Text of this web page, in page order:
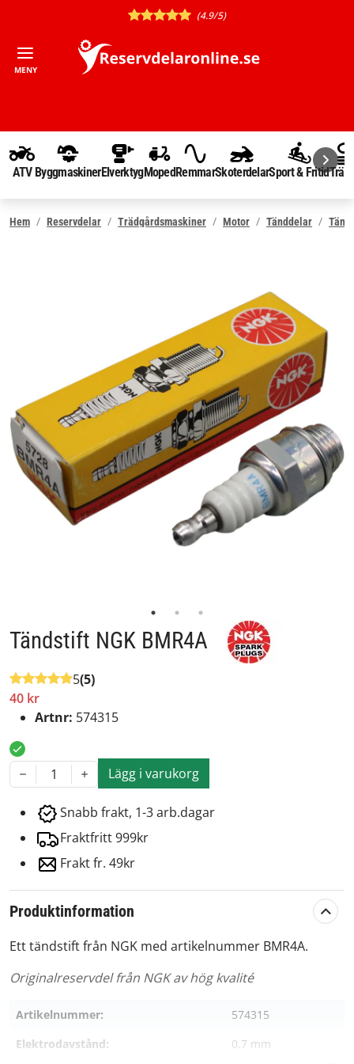
(4.9/5)
MENY
ATV ByggmaskinerElverktygMopedRemmarSkoterdelarSport & Fritid
Hem Reservdelar Trädgårdsmaskiner Motor Tänddelar
Tändstift NGK BMR4A
5(5)
40 kr
Artnr: 574315
1 Lägg i varukorg
Snabb frakt, 1-3 arb.dagar
Fraktfritt 999kr
Frakt fr. 49kr
Produktinformation
Ett tändstift från NGK med artikelnummer BMR4A.
Originalreservdel från NGK av hög kvalité
Artikelnummer:
574315
Elektrodavstånd:
0.7 mm